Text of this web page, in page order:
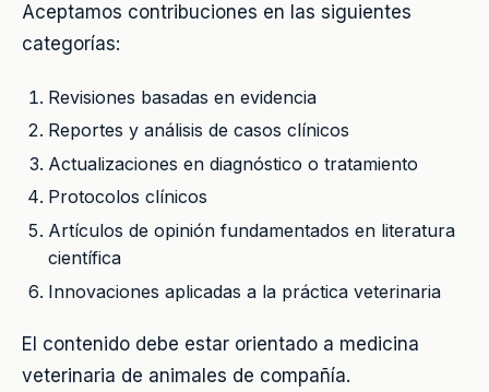
Aceptamos contribuciones en las siguientes
categorías:
Revisiones basadas en evidencia
Reportes y análisis de casos clínicos
Actualizaciones en diagnóstico o tratamiento
Protocolos clínicos
Artículos de opinión fundamentados en literatura
científica
Innovaciones aplicadas a la práctica veterinaria
El contenido debe estar orientado a medicina
veterinaria de animales de compañía.